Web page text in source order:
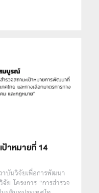
ป้าหมายที่ 14
บันวิจัยเพื่อการพัฒนา
ย โครงการ “การสำรวจ